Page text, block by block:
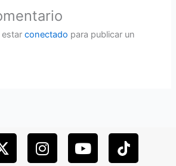
estarconectado para publicar un
X
-
I
n
Y
o